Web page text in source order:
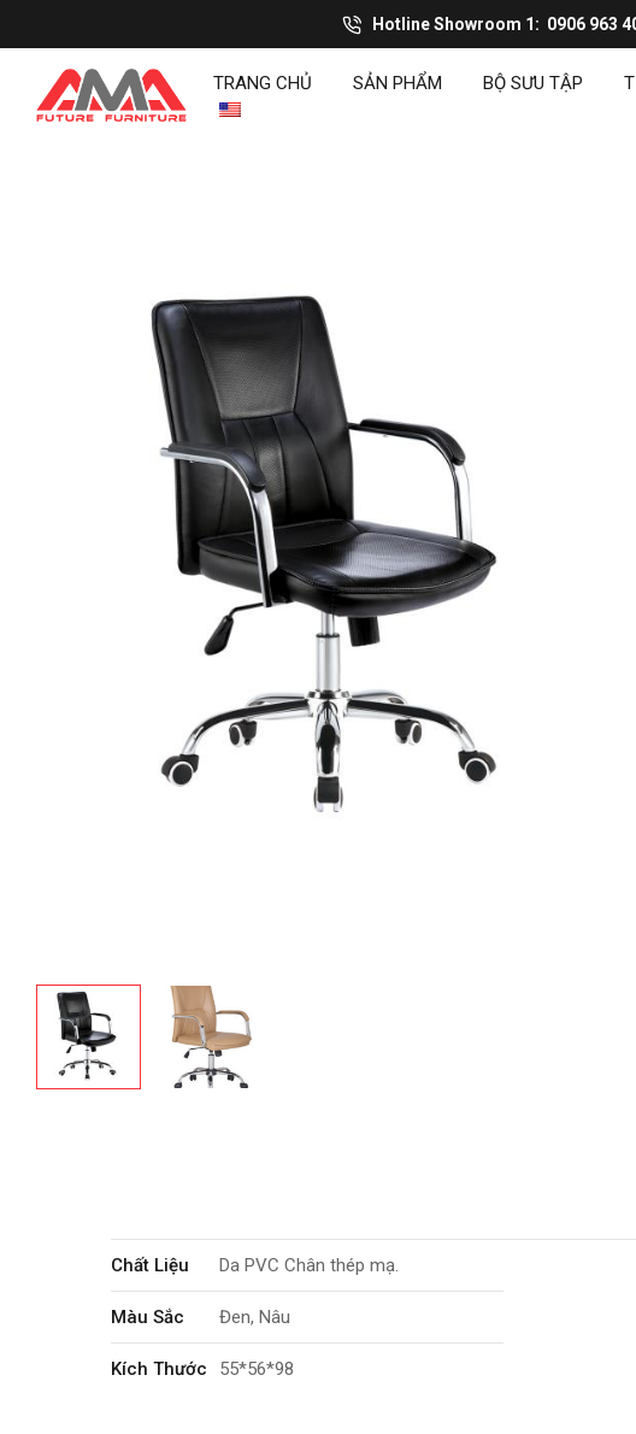
Hotline Showroom 1 0906 963
TRANG CHỦ SẢN PHẨM BỘ SƯU TẬP
Chất Liệu Da PVC Chân thép mạ.
Màu Sắc Đen, Nâu
Kích Thước 55*56*98